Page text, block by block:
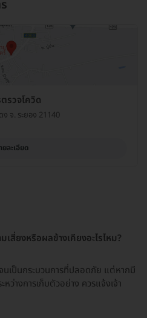
รวจโควิด
จ. ระยอง 21140
ยละเอียด
สี่ยงหรือผลข้างเคียงอะไรไหม?
นเป็นกระบวนการที่ปลอดภัย แต่หากมี
หว่างการเก็บตัวอย่าง ควรแจ้งเจ้า